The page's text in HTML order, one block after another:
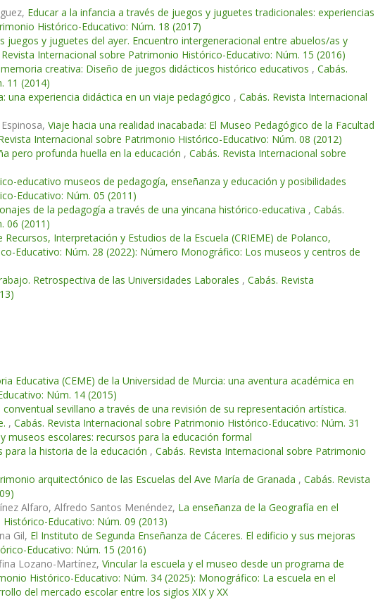
Educar a la infancia a través de juegos y juguetes tradicionales: experiencias
Histórico-Educativo: Núm. 18 (2017)
juegos y juguetes del ayer. Encuentro intergeneracional entre abuelos/as y
Revista Internacional sobre Patrimonio Histórico-Educativo: Núm. 15 (2016)
creativa: Diseño de juegos didácticos histórico educativos , Cabás.
11 (2014)
una experiencia didáctica en un viaje pedagógico , Cabás. Revista Internacional
Viaje hacia una realidad inacabada: El Museo Pedagógico de la Facultad
Internacional sobre Patrimonio Histórico-Educativo: Núm. 08 (2012)
pero profunda huella en la educación , Cabás. Revista Internacional sobre
educativo museos de pedagogía, enseñanza y educación y posibilidades
Educativo: Núm. 05 (2011)
de la pedagogía a través de una yincana histórico-educativa , Cabás.
06 (2011)
Interpretación y Estudios de la Escuela (CRIEME) de Polanco,
Educativo: Núm. 28 (2022): Número Monográfico: Los museos y centros de
Retrospectiva de las Universidades Laborales , Cabás. Revista
Educativa (CEME) de la Universidad de Murcia: una aventura académica en
Núm. 14 (2015)
sevillano a través de una revisión de su representación artística.
, Cabás. Revista Internacional sobre Patrimonio Histórico-Educativo: Núm. 31
escolares: recursos para la educación formal
para la historia de la educación , Cabás. Revista Internacional sobre Patrimonio
arquitectónico de las Escuelas del Ave María de Granada , Cabás. Revista
Alfaro, Alfredo Santos Menéndez, La enseñanza de la Geografía en el
Educativo: Núm. 09 (2013)
Gil, El Instituto de Segunda Enseñanza de Cáceres. El edificio y sus mejoras
Educativo: Núm. 15 (2016)
Lozano-Martínez, Vincular la escuela y el museo desde un programa de
Histórico-Educativo: Núm. 34 (2025): Monográfico: La escuela en el
del mercado escolar entre los siglos XIX y XX